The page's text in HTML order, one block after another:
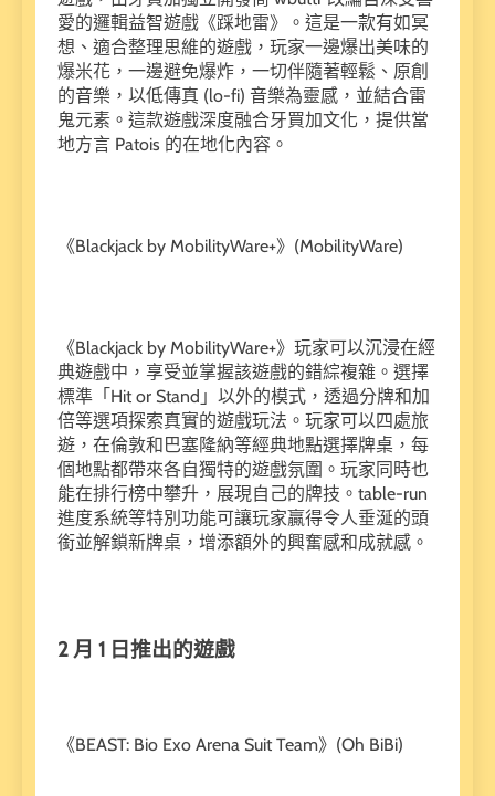
愛的邏輯益智遊戲《踩地雷》。這是一款有如冥
想、適合整理思維的遊戲，玩家一邊爆出美味的
爆米花，一邊避免爆炸，一切伴隨著輕鬆、原創
的音樂，以低傳真 (lo-fi) 音樂為靈感，並結合雷
鬼元素。這款遊戲深度融合牙買加文化，提供當
地方言 Patois 的在地化內容。
《Blackjack by MobilityWare+》(MobilityWare)
《Blackjack by MobilityWare+》玩家可以沉浸在經
典遊戲中，享受並掌握該遊戲的錯綜複雜。選擇
標準「Hit or Stand」以外的模式，透過分牌和加
倍等選項探索真實的遊戲玩法。玩家可以四處旅
遊，在倫敦和巴塞隆納等經典地點選擇牌桌，每
個地點都帶來各自獨特的遊戲氛圍。玩家同時也
能在排行榜中攀升，展現自己的牌技。table-run
進度系統等特別功能可讓玩家贏得令人垂涎的頭
銜並解鎖新牌桌，增添額外的興奮感和成就感。
2 月 1 日推出的遊戲
《BEAST: Bio Exo Arena Suit Team》(Oh BiBi)